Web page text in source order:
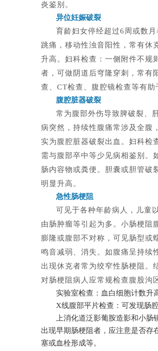
炎鉴别。
异位妊娠破裂
育龄妇女停经超过6周或数
跳痛，移动性浊音阳性，常有休
升高。妇科检查：一侧附件不规
者，可做阴道后穹隆穿刺，常有
查、CT检查、腹腔镜检查等有助
腹腔脏器破裂
常为腹部外伤导致脾破裂、
病突然，持续性腹痛常涉及全腹
实为腹腔脏器破裂出血。妇科检
需与腹部卒中等少见病相鉴别。
肠内容物或粪便。胆囊或胆管破
明显升高。
急性肠梗阻
可见于各种年龄病人，儿童
由肠肿瘤等引起为多。小肠梗阻
膨隆或腹部不对称，可见肠型或
鸣音减弱、消失。如腹痛呈持续
出现休克者常为绞窄性肠梗阻。
对肠梗阻病人应常规检查腹股沟
实验室检查：血白细胞计数升
X线腹部平片检查：可发现肠
上消化道泛影葡胺造影和小
出现早期肠梗阻者，应注意是否存
塞或血栓形成等。